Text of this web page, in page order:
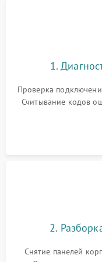
1.
Проверка
Считывание кодов
выявления
2.
Снятие панелей